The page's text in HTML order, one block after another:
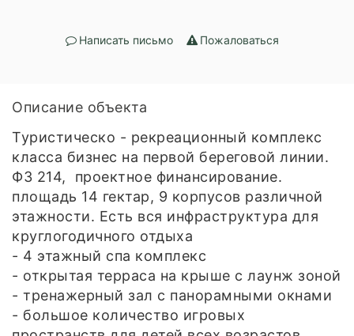
Написать письмо Пожаловаться
Описание объекта
Туристическо - рекреационный комплекс
класса бизнес на первой береговой линии.
ФЗ 214, проектное финансирование.
площадь 14 гектар, 9 корпусов различной
этажности. Есть вся инфраструктура для
круглогодичного отдыха
- 4 этажный спа комплекс
- открытая терраса на крыше с лаунж зоной
- тренажерный зал с панорамными окнами
- большое количество игровых